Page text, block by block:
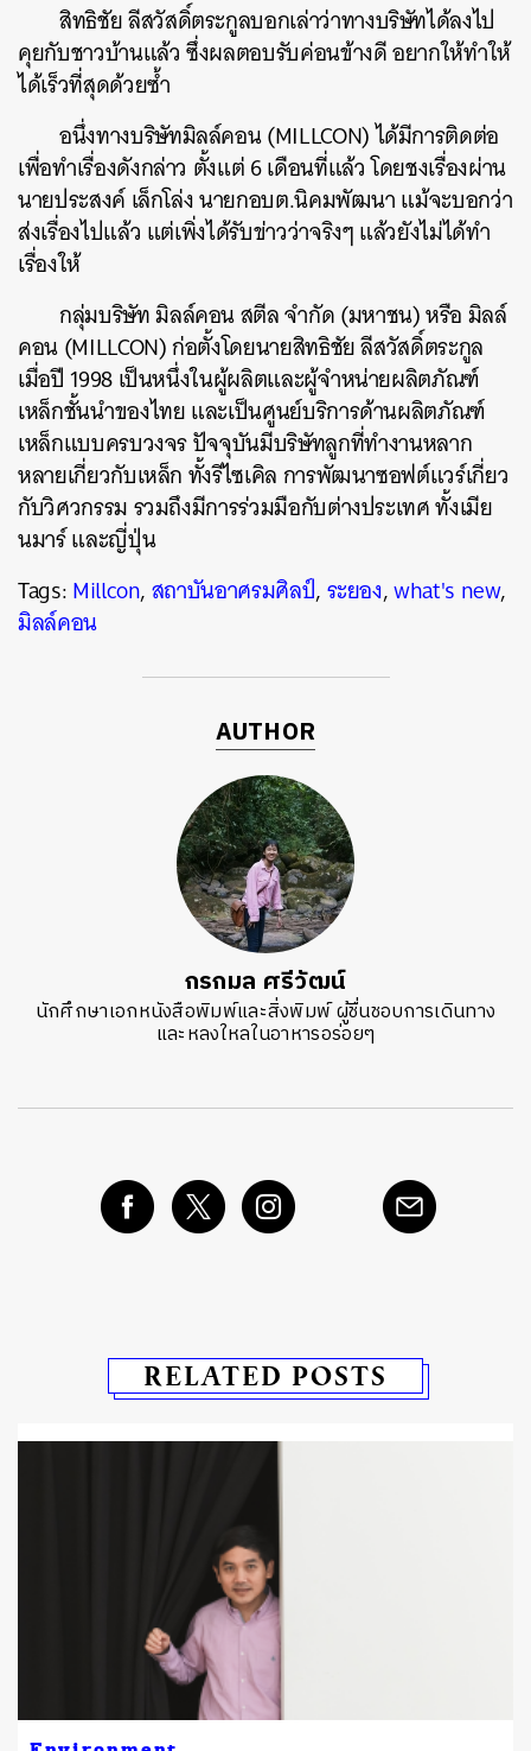
สิทธิชัย ลีสวัสดิ์ตระกูลบอกเล่าว่าทางบริษัทได้ลงไป
คุยกับชาวบ้านแล้ว ซึ่งผลตอบรับค่อนข้างดี อยากให้ทำให้
ได้เร็วที่สุดด้วยซ้ำ
อนึ่งทางบริษัทมิลล์คอน (MILLCON) ได้มีการติดต่อ
เพื่อทำเรื่องดังกล่าว ตั้งแต่ 6 เดือนที่แล้ว โดยชงเรื่องผ่าน
นายประสงค์ เล็กโล่ง นายกอบต.นิคมพัฒนา แม้จะบอกว่า
ส่งเรื่องไปแล้ว แต่เพิ่งได้รับข่าวว่าจริงๆ แล้วยังไม่ได้ทำ
เรื่องให้
กลุ่มบริษัท มิลล์คอน สตีล จำกัด (มหาชน) หรือ มิลล์
คอน (MILLCON) ก่อตั้งโดยนายสิทธิชัย ลีสวัสดิ์ตระกูล
เมื่อปี 1998 เป็นหนึ่งในผู้ผลิตและผู้จำหน่ายผลิตภัณฑ์
เหล็กชั้นนำของไทย และเป็นศูนย์บริการด้านผลิตภัณฑ์
เหล็กแบบครบวงจร ปัจจุบันมีบริษัทลูกที่ทำงานหลาก
หลายเกี่ยวกับเหล็ก ทั้งรีไซเคิล การพัฒนาซอฟต์แวร์เกี่ยว
กับวิศวกรรม รวมถึงมีการร่วมมือกับต่างประเทศ ทั้งเมีย
นมาร์ และญี่ปุ่น
Tags:Millcon,สถาบันอาศรมศิลป์,ระยอง,what's new,
มิลล์คอน
AUTHOR
กรกมล ศรีวัฒน์
นักศึกษาเอกหนังสือพิมพ์และสิ่งพิมพ์ ผู้ชื่นชอบการเดินทาง
และหลงใหลในอาหารอร่อยๆ
RELATED POSTS